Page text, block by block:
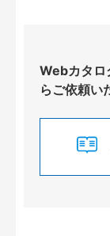
Webカタロ
らご依頼い